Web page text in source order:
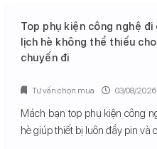
Top phụ kiện công nghệ đi
lịch hè không thể thiếu
chuyến đi
Mách bạn top phụ kiện công
hè giúp thiết bị luôn đầy pin và
Tư vấn chọn mua 03/08/2026